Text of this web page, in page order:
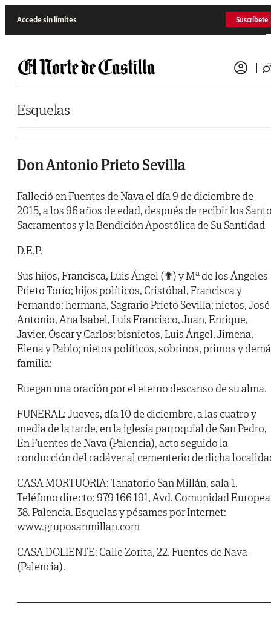
Accede sin límites Suscríbete
Esquelas
Don Antonio Prieto Sevilla
Falleció en Fuentes de Nava el día 9 de diciembre de
2015, a los 96 años de edad, después de recibir los
Sacramentos y la Bendición Apostólica de Su Santidad
D.E.P.
Sus hijos, Francisca, Luis Ángel (✟) y Mª de los Ángeles
Prieto Torío; hijos políticos, Cristóbal, Francisca y
Fernando; hermana, Sagrario Prieto Sevilla; nietos, José
Antonio, Ana Isabel, Luis Francisco, Juan, Enrique,
Javier, Óscar y Carlos; bisnietos, Luis Ángel, Jimena,
Elena y Pablo; nietos políticos, sobrinos, primos y
familia:
Ruegan una oración por el eterno descanso de su alma.
FUNERAL: Jueves, día 10 de diciembre, a las cuatro y
media de la tarde, en la iglesia parroquial de San Pedro,
En Fuentes de Nava (Palencia), acto seguido la
conducción del cadáver al cementerio de dicha
CASA MORTUORIA: Tanatorio San Millán, sala 1.
Teléfono directo: 979 166 191, Avd. Comunidad
38. Palencia. Esquelas y pésames por Internet:
www.gruposanmillan.com
CASA DOLIENTE: Calle Zorita, 22. Fuentes de Nava
(Palencia).